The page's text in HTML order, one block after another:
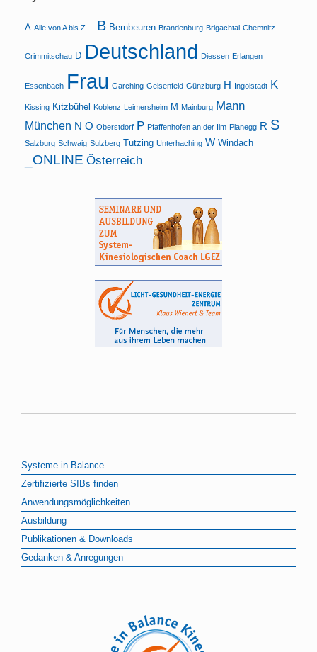
A Alle von A bis Z ... B Bernbeuren Brandenburg Brigachtal Chemnitz
Crimmitschau D Deutschland Diessen Erlangen
Essenbach Frau Garching Geisenfeld Günzburg H Ingolstadt K
Kissing Kitzbühel Koblenz Leimersheim M Mainburg Mann
München N O Oberstdorf P Pfaffenhofen an der Ilm Planegg R S
Salzburg Schwaig Sulzberg Tutzing Unterhaching W Windach
_ONLINE Österreich
Systeme in Balance
Zertifizierte SIBs finden
Anwendungsmöglichkeiten
Ausbildung
Publikationen & Downloads
Gedanken & Anregungen